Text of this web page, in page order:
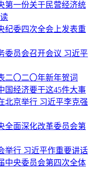
第一份关于民营经济统
纪委四次全会上发表重
委员会召开会议 习近平
二〇二〇年新年贺词
国经济要干这45件大事
北京举行 习近平李克强
全面深化改革委员会第
举行 习近平作重要讲话
中央委员会第四次全体